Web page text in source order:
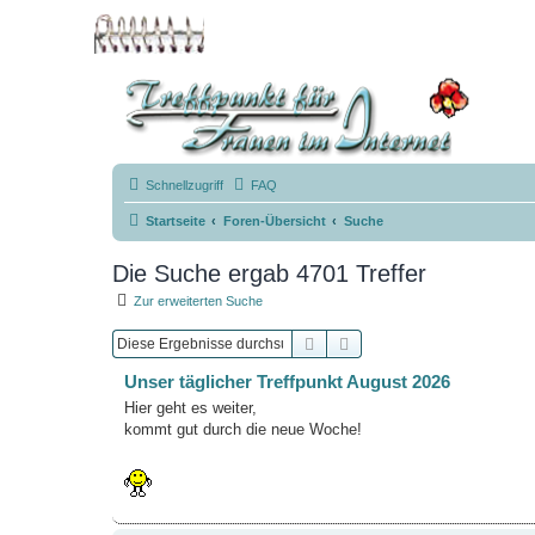
Schnellzugriff FAQ
Startseite Foren-Übersicht Suche
Die Suche ergab 4701 Treffer
Zur erweiterten Suche
Suche
Unser täglicher Treffpunkt August 2026
Hier geht es weiter,
kommt gut durch die neue Woche!